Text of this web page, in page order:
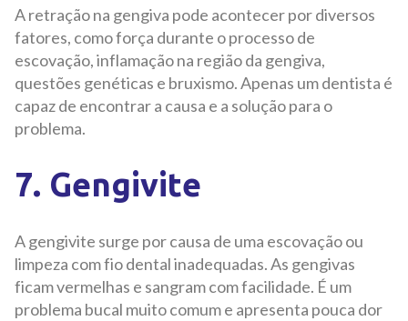
A retração na gengiva pode acontecer por diversos
fatores, como força durante o processo de
escovação, inflamação na região da gengiva,
questões genéticas e bruxismo. Apenas um dentista é
capaz de encontrar a causa e a solução para o
problema.
7. Gengivite
A gengivite surge por causa de uma escovação ou
limpeza com fio dental inadequadas. As gengivas
ficam vermelhas e sangram com facilidade. É um
problema bucal muito comum e apresenta pouca dor